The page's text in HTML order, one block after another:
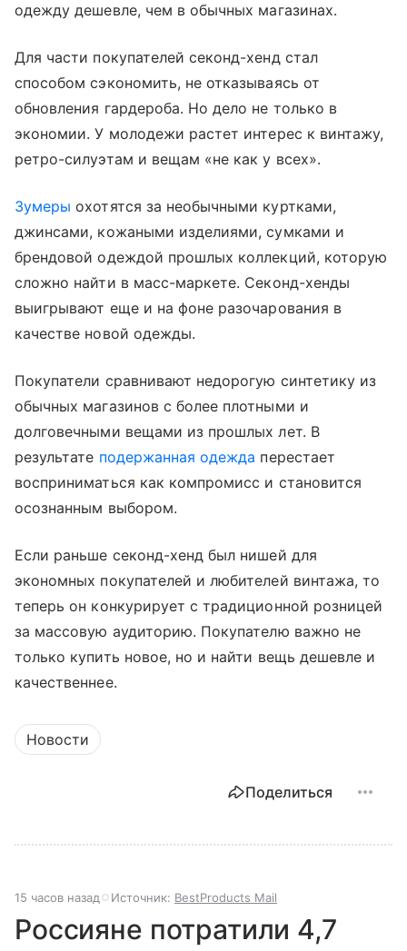
одежду дешевле, чем в обычных магазинах.
Для части покупателей секонд-хенд стал
способом сэкономить, не отказываясь от
обновления гардероба. Но дело не только в
экономии. У молодежи растет интерес к винтажу,
ретро-силуэтам и вещам «не как у всех».
Зумеры охотятся за необычными куртками,
джинсами, кожаными изделиями, сумками и
брендовой одеждой прошлых коллекций, которую
сложно найти в масс-маркете. Секонд-хенды
выигрывают еще и на фоне разочарования в
качестве новой одежды.
Покупатели сравнивают недорогую синтетику из
обычных магазинов с более плотными и
долговечными вещами из прошлых лет. В
результате подержанная одежда перестает
восприниматься как компромисс и становится
осознанным выбором.
Если раньше секонд-хенд был нишей для
экономных покупателей и любителей винтажа, то
теперь он конкурирует с традиционной розницей
за массовую аудиторию. Покупателю важно не
только купить новое, но и найти вещь дешевле и
качественнее.
Новости
Поделиться
15 часов назад Источник: BestProducts Mail
Россияне потратили 4,7